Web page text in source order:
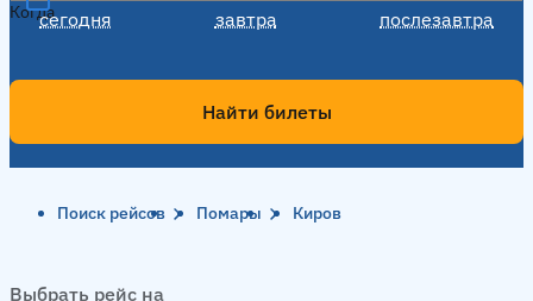
сегодня завтра послезавтра
Когда
Найти билеты
Поиск рейсов Помары Киров
Выбрать рейс на